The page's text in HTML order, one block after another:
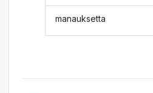
manauksetta